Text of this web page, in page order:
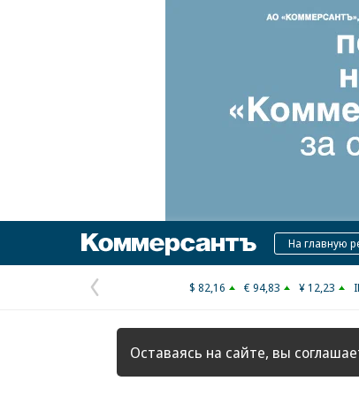
КоммерсантъНа главную
Предыдущая
страница
$ 82,16 € 94,83 ¥ 12,23
Оставаясь на сайте, вы